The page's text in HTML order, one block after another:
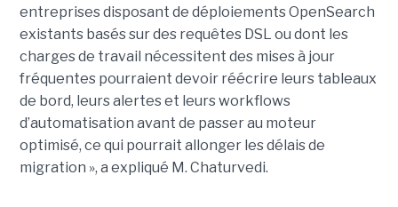
entreprises disposant de déploiements OpenSearch
existants basés sur des requêtes DSL ou dont les
charges de travail nécessitent des mises à jour
fréquentes pourraient devoir réécrire leurs tableaux
de bord, leurs alertes et leurs workflows
d’automatisation avant de passer au moteur
optimisé, ce qui pourrait allonger les délais de
migration », a expliqué M. Chaturvedi.